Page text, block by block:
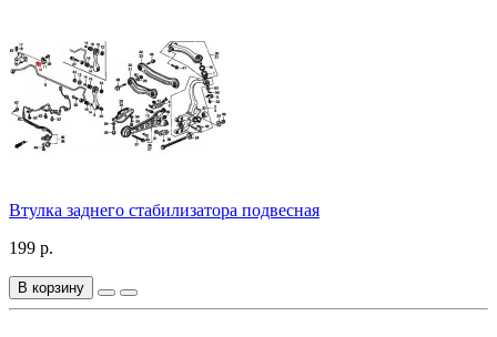
Втулка заднего стабилизатора подвесная
199 р.
В корзину